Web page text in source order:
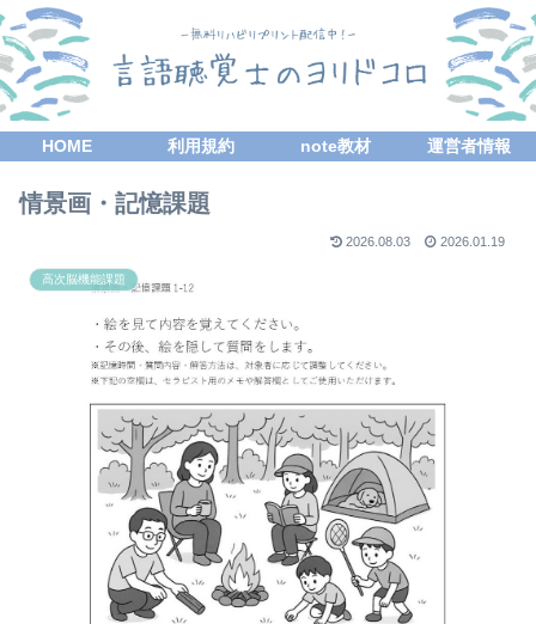
HOME 利用規約 note教材 運営者情報
情景画・記憶課題
2026.08.03 2026.01.19
高次脳機能課題